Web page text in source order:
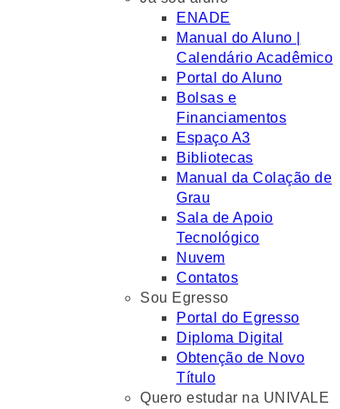
ENADE
Manual do Aluno |
Calendário Acadêmico
Portal do Aluno
Bolsas e
Financiamentos
Espaço A3
Bibliotecas
Manual da Colação de
Grau
Sala de Apoio
Tecnológico
Nuvem
Contatos
Sou Egresso
Portal do Egresso
Diploma Digital
Obtenção de Novo
Título
Quero estudar na UNIVALE